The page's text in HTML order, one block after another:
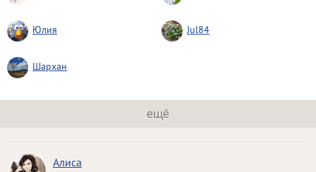
Юлия Jul84
Шархан
ещё
Алиса